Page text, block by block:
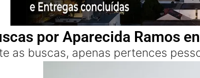
por Aparecida Ramos